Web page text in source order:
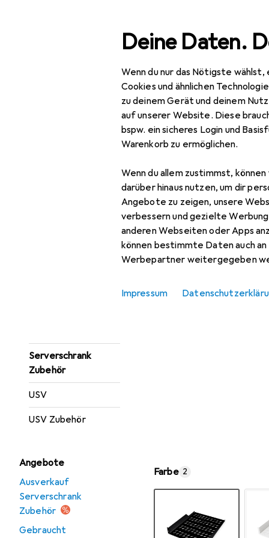
Deine Daten.
Wenn du nur das Nötigste
Cookies und ähnlichen
zu deinem Gerät und deinem
auf unserer Website. Diese
bspw. ein sicheres Login und
Warenkorb zu ermöglichen.
Wenn du allem zustimmst,
darüber hinaus nutzen, um dir
Angebote zu zeigen, unsere
verbessern und gezielte
anderen Webseiten oder Apps
können bestimmte Daten auch
Werbepartner weitergegeben
Impressum
Navigation nach Kategorien
Serverschrank
Zubehör
USV
USV Zubehör
Angebote
Ausverkauf
Serverschrank
Zubehör
Gebraucht
Gesamtsortiment IT
Farbe 2